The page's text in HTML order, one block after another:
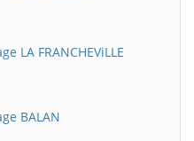
LA FRANCHEViLLE
BALAN